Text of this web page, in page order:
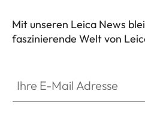
Mit unseren Leica News
faszinierende Welt von